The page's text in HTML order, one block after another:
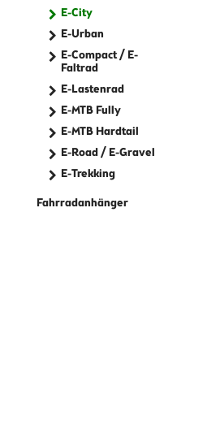
E-City
E-Urban
E-Compact / E-
Faltrad
E-Lastenrad
E-MTB Fully
E-MTB Hardtail
E-Road / E-Gravel
E-Trekking
Fahrradanhänger